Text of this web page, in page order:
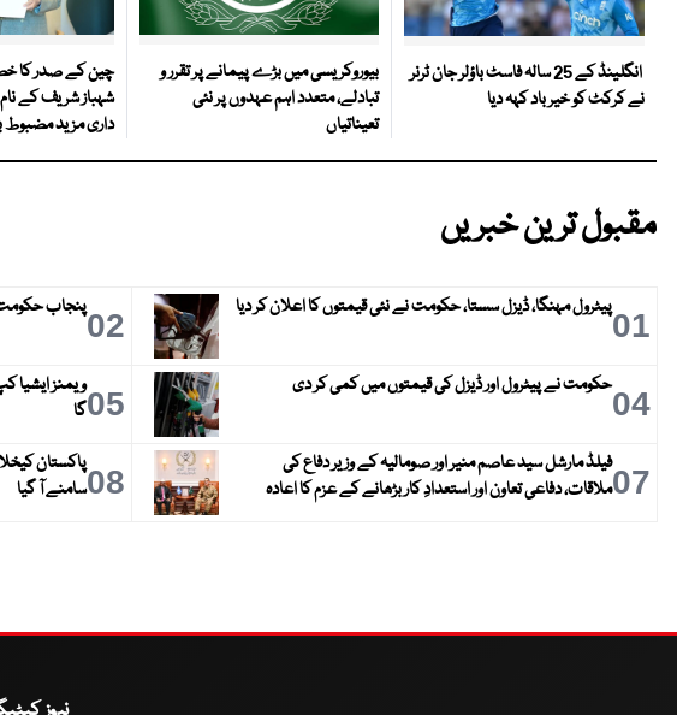
انگلینڈ کے 25 سالہ فاسٹ باؤلر جان ٹرنر
نے کرکٹ کو خیر باد کہہ دیا
بیوروکریسی میں بڑے پیمانے پر تقرر و
تبادلے، متعدد اہم عہدوں پر نئی
تعیناتیاں
چین کے صدر کا
شہباز شریف کے
داری مزید مضبوط
مقبول ترین خبریں
01پیٹرول مہنگا، ڈیزل سستا، حکومت نے نئی قیمتوں کا اعلان کر دیا 02پنجاب
04حکومت نے پیٹرول اور ڈیزل کی قیمتوں میں کمی کر دی 05گا
07فیلڈ مارشل سید عاصم منیر اور صومالیہ کے وزیر دفاع کی
ملاقات، دفاعی تعاون اور استعدادِ کار بڑھانے کے عزم کا اعادہ
08سامنے آ گیا